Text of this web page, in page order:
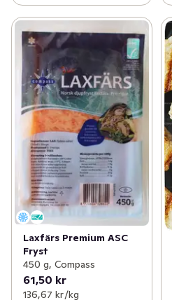
Laxfärs Premium ASC
Fryst
450 g, Compass
61,50 kr
136,67 kr /kg